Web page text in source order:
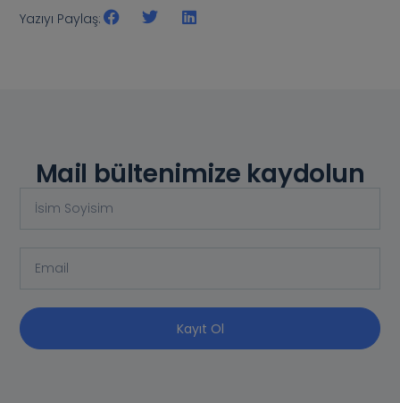
Yazıyı Paylaş:
Mail bültenimize kaydolun
Kayıt Ol